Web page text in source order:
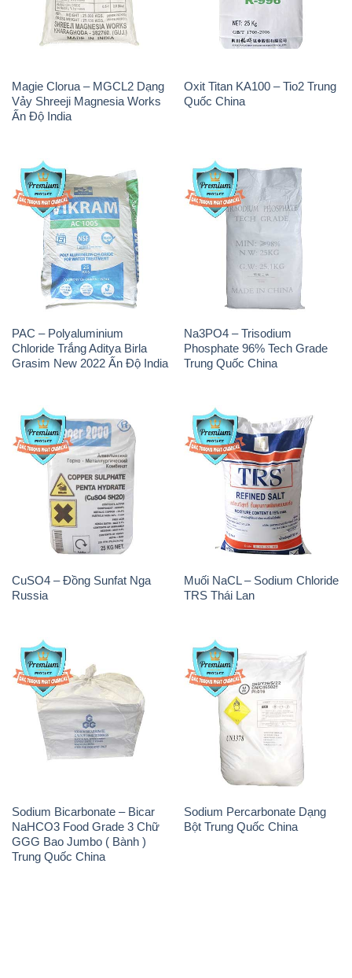
Magie Clorua – MGCL2 Dạng
Vảy Shreeji Magnesia Works
Ấn Độ India
Oxit Titan KA100 – Tio2 Trung
Quốc China
PAC – Polyaluminium
Chloride Trắng Aditya Birla
Grasim New 2022 Ấn Độ India
Na3PO4 – Trisodium
Phosphate 96% Tech Grade
Trung Quốc China
CuSO4 – Đồng Sunfat Nga
Russia
Muối NaCL – Sodium Chloride
TRS Thái Lan
Sodium Bicarbonate – Bicar
NaHCO3 Food Grade 3 Chữ
GGG Bao Jumbo ( Bành )
Trung Quốc China
Sodium Percarbonate Dạng
Bột Trung Quốc China